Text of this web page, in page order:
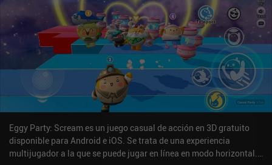
Eggy Party: Scream es un juego casual de acción en 3D gratuito
disponible para Android e iOS. Se trata de una experiencia
multijugador a la que se puede jugar en línea en modo horizontal.